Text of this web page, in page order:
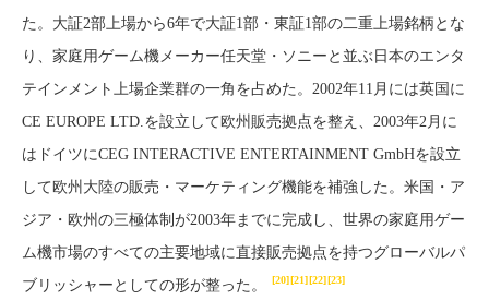
た。大証2部上場から6年で大証1部・東証1部の二重上場銘柄とな
り、家庭用ゲーム機メーカー任天堂・ソニーと並ぶ日本のエンタ
テインメント上場企業群の一角を占めた。2002年11月には英国に
CE EUROPE LTD.を設立して欧州販売拠点を整え、2003年2月に
はドイツにCEG INTERACTIVE ENTERTAINMENT GmbHを設立
して欧州大陸の販売・マーケティング機能を補強した。米国・ア
ジア・欧州の三極体制が2003年までに完成し、世界の家庭用ゲー
ム機市場のすべての主要地域に直接販売拠点を持つグローバルパ
ブリッシャーとしての形が整った。
[20][21][22][23]